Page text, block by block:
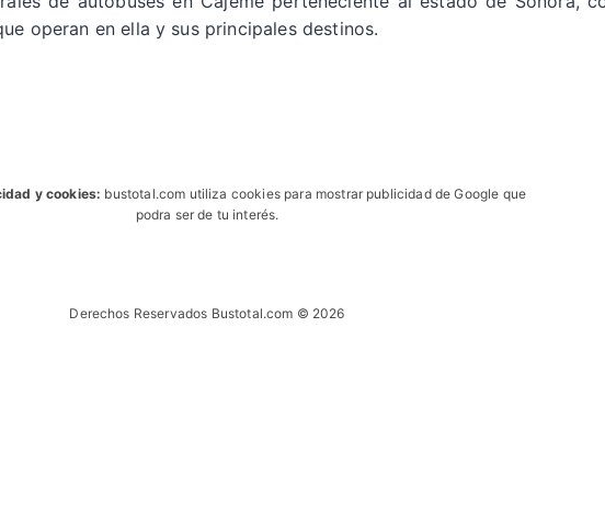
operan en ella y sus principales destinos.
y cookies: bustotal.com utiliza cookies para mostrar publicidad de Google que
podra ser de tu interés.
Derechos Reservados Bustotal.com © 2026